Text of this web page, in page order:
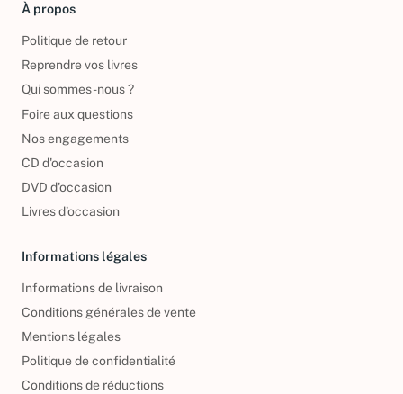
À propos
Politique de retour
Reprendre vos livres
Qui sommes-nous ?
Foire aux questions
Nos engagements
CD d'occasion
DVD d'occasion
Livres d’occasion
Informations légales
Informations de livraison
Conditions générales de vente
Mentions légales
Politique de confidentialité
Conditions de réductions